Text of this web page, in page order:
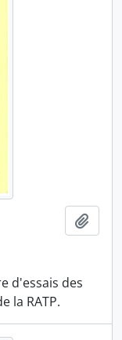
d'essais des
la RATP.